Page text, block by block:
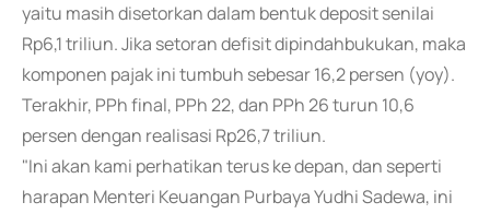
yaitu masih disetorkan dalam bentuk deposit senilai
Rp6,1 triliun. Jika setoran defisit dipindahbukukan, maka
komponen pajak ini tumbuh sebesar 16,2 persen (yoy).
Terakhir, PPh final, PPh 22, dan PPh 26 turun 10,6
persen dengan realisasi Rp26,7 triliun.
"Ini akan kami perhatikan terus ke depan, dan seperti
harapan Menteri Keuangan Purbaya Yudhi Sadewa, ini